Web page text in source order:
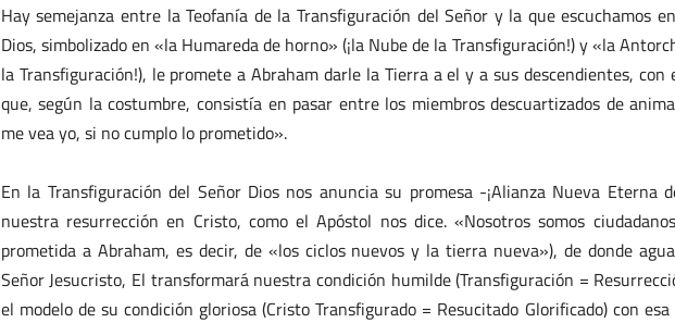
Hay semejanza entre la Teofanía de la Transfiguración del Señor y la que escuchamos
Dios, simbolizado en «la Humareda de horno» (¡la Nube de la Transfiguración!) y «la
la Transfiguración!), le promete a Abraham darle la Tierra a el y a sus descendientes,
que, según la costumbre, consistía en pasar entre los miembros descuartizados de
me vea yo, si no cumplo lo prometido».
En la Transfiguración del Señor Dios nos anuncia su promesa -¡Alianza Nueva Eterna
nuestra resurrección en Cristo, como el Apóstol nos dice. «Nosotros somos
prometida a Abraham, es decir, de «los ciclos nuevos y la tierra nueva»), de donde
Señor Jesucristo, El transformará nuestra condición humilde (Transfiguración =
el modelo de su condición gloriosa (Cristo Transfigurado = Resucitado Glorificado) con